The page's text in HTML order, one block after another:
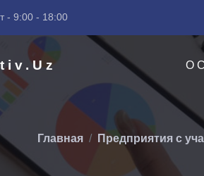
- 9:00 - 18:00
О
Главная Предприятия с